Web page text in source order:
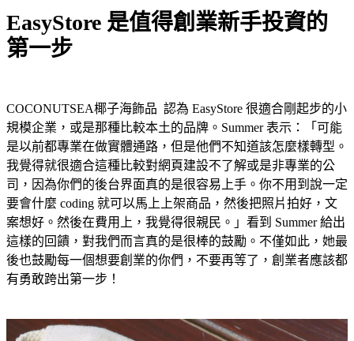
EasyStore 是值得創業新手投資的
第一步
COCONUTSEA椰子海飾品 認為 EasyStore 很適合剛起步的小
規模企業，或是那種比較本土的品牌。Summer 表示：「可能
是以前都專業在做實體通路，但是他們不知道該怎麼樣轉型。
我覺得就很適合這種比較對網頁建設不了解或是非專業的公
司，因為你們的後台界面真的是很容易上手。你不用到說一定
要會什麼 coding 就可以馬上上架商品，然後把照片拍好，文
案想好。然後在費用上，我覺得很親民。」看到 Summer 給出
這樣的回饋，對我們而言真的是很棒的鼓勵。不僅如此，她最
後也鼓勵每一個想要創業的你們，不要再等了，創業者應該都
有勇敢跨出第一步！